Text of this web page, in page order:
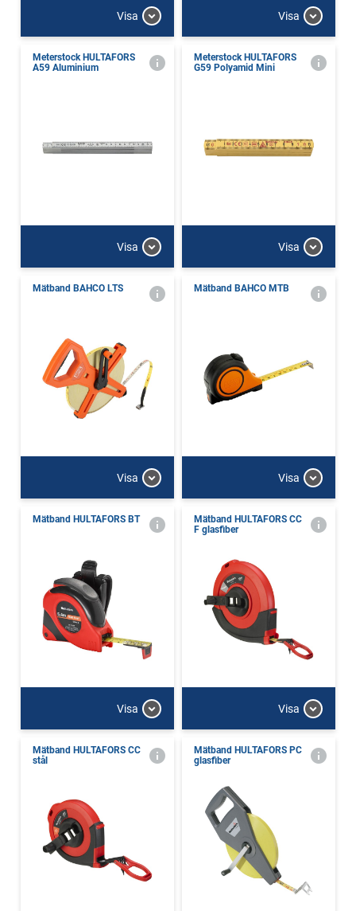
Visa Visa
Meterstock HULTAFORS
A59 Aluminium
Visa
Meterstock HULTAFORS
G59 Polyamid Mini
Visa
Mätband BAHCO LTS
Visa
Mätband BAHCO MTB
Visa
Mätband HULTAFORS BT
Visa
Mätband HULTAFORS CC
F glasfiber
Visa
Mätband HULTAFORS CC
stål
Mätband HULTAFORS PC
glasfiber